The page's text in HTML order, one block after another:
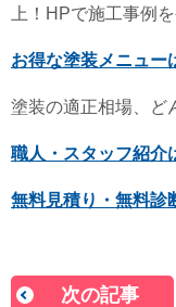
上！HPで施工事例
お得な塗装メニュー
塗装の適正相場、ど
職人・スタッフ紹介
無料見積り・無料診
次の記事